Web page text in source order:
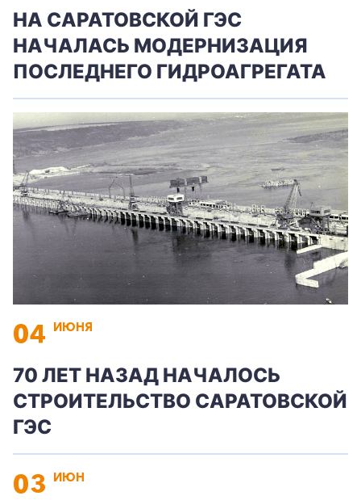
НА САРАТОВСКОЙ ГЭС
НАЧАЛАСЬ МОДЕРНИЗАЦИЯ
ПОСЛЕДНЕГО ГИДРОАГРЕГАТА
04 ИЮНЯ
70 ЛЕТ НАЗАД НАЧАЛОСЬ
СТРОИТЕЛЬСТВО САРАТОВСКОЙ
ГЭС
03 ИЮН